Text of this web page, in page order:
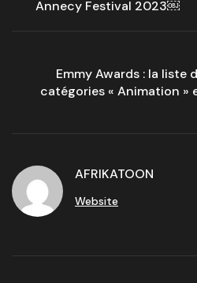
Annecy Festival 2023￼
Emmy Awards : la liste
catégories « Animation »
AFRIKATOON
Website